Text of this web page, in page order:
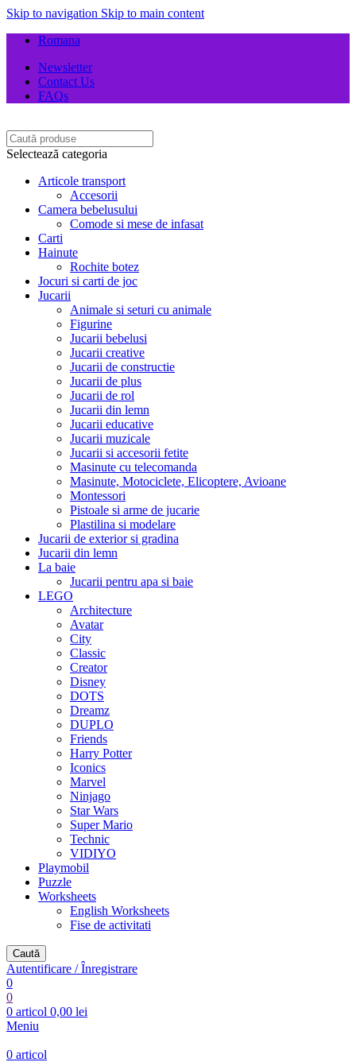
Skip to navigation Skip to main content
Romana
Newsletter
Contact Us
FAQs
Selectează categoria
Articole transport
Accesorii
Camera bebelusului
Comode si mese de infasat
Carti
Hainute
Rochite botez
Jocuri si carti de joc
Jucarii
Animale si seturi cu animale
Figurine
Jucarii bebelusi
Jucarii creative
Jucarii de constructie
Jucarii de plus
Jucarii de rol
Jucarii din lemn
Jucarii educative
Jucarii muzicale
Jucarii si accesorii fetite
Masinute cu telecomanda
Masinute, Motociclete, Elicoptere, Avioane
Montessori
Pistoale si arme de jucarie
Plastilina si modelare
Jucarii de exterior si gradina
Jucarii din lemn
La baie
Jucarii pentru apa si baie
LEGO
Architecture
Avatar
City
Classic
Creator
Disney
DOTS
Dreamz
DUPLO
Friends
Harry Potter
Iconics
Marvel
Ninjago
Star Wars
Super Mario
Technic
VIDIYO
Playmobil
Puzzle
Worksheets
English Worksheets
Fise de activitati
Caută
Autentificare / Înregistrare
0
0
0 articol 0,00 lei
Meniu
0 articol